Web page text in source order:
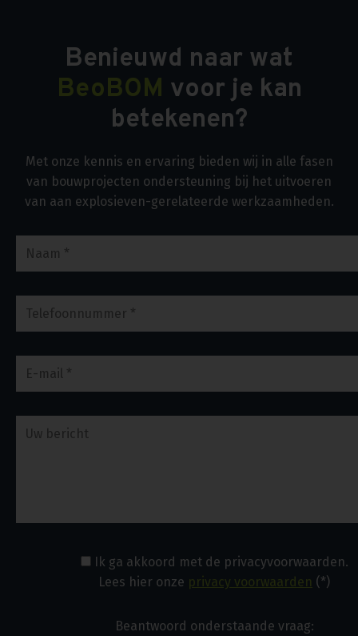
Benieuwd naar wat
BeoBOM voor je kan
betekenen?
Met onze kennis en ervaring bieden wij in alle fasen
van bouwprojecten ondersteuning bij het uitvoeren
van aan explosieven-gerelateerde werkzaamheden.
Ik ga akkoord met de privacyvoorwaarden.
Lees hier onze privacy voorwaarden (*)
Beantwoord onderstaande vraag: